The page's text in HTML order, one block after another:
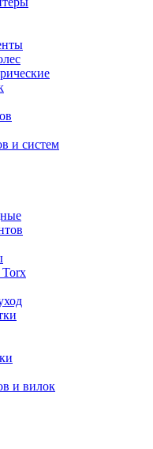
и систем
и вилок